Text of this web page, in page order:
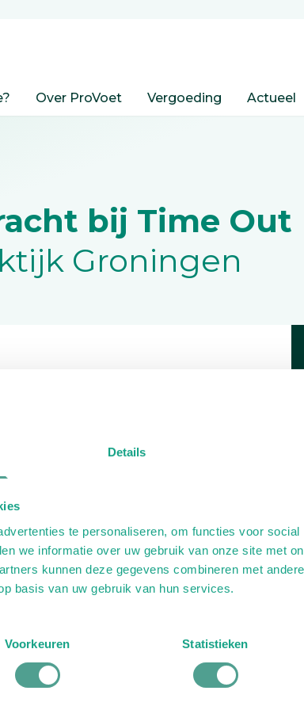
Details
te personaliseren, om functies voor
we informatie over uw gebruik van onze site met
kunnen deze gegevens combineren met
basis van uw gebruik van hun services.
Voorkeuren Statistieken
Over ProVoet Vergoeding Actueel
bij Time Out
Groningen